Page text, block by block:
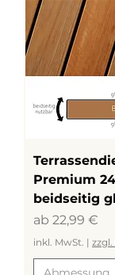
Premium
beidseitig
ab 22,99 €
Sale-Preis
inkl. MwSt. |